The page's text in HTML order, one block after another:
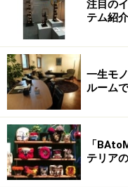
注目の
テム紹介
一生モ
ルームで
「
テリア